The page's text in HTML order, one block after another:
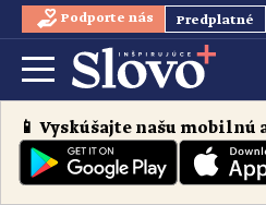
Podporte nás Predplatné
📱 Vyskúšajte našu